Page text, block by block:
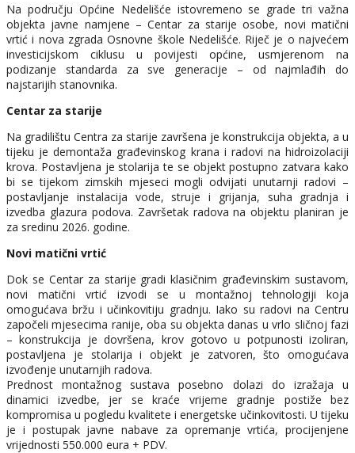
Na području Općine Nedelišće istovremeno se grade tri važna
objekta javne namjene – Centar za starije osobe, novi matični
vrtić i nova zgrada Osnovne škole Nedelišće. Riječ je o najvećem
investicijskom ciklusu u povijesti općine, usmjerenom na
podizanje standarda za sve generacije – od najmlađih do
najstarijih stanovnika.
Centar za starije
Na gradilištu Centra za starije završena je konstrukcija objekta, a u
tijeku je demontaža građevinskog krana i radovi na hidroizolaciji
krova. Postavljena je stolarija te se objekt postupno zatvara kako
bi se tijekom zimskih mjeseci mogli odvijati unutarnji radovi –
postavljanje instalacija vode, struje i grijanja, suha gradnja i
izvedba glazura podova. Završetak radova na objektu planiran je
za sredinu 2026. godine.
Novi matični vrtić
Dok se Centar za starije gradi klasičnim građevinskim sustavom,
novi matični vrtić izvodi se u montažnoj tehnologiji koja
omogućava bržu i učinkovitiju gradnju. Iako su radovi na Centru
započeli mjesecima ranije, oba su objekta danas u vrlo sličnoj fazi
– konstrukcija je dovršena, krov gotovo u potpunosti izoliran,
postavljena je stolarija i objekt je zatvoren, što omogućava
izvođenje unutarnjih radova.
Prednost montažnog sustava posebno dolazi do izražaja u
dinamici izvedbe, jer se kraće vrijeme gradnje postiže bez
kompromisa u pogledu kvalitete i energetske učinkovitosti. U tijeku
je i postupak javne nabave za opremanje vrtića, procijenjene
vrijednosti 550.000 eura + PDV.